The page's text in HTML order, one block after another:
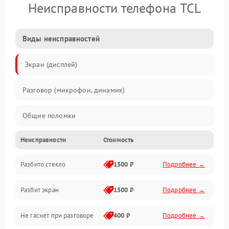
Неисправности телефона TCL
Виды неисправностей
Экран (дисплей)
Разговор (микрофон, динамик)
Общие поломки
Проблемы связи
Камеры
Проблемы с дисплеем и сенсором
Зарядка
Неисправности Стоимость
Разбито стекло 1500 ₽ Подробнее →
Разбит экран 1500 ₽ Подробнее →
Не гаснет при разговоре 400 ₽ Подробнее →